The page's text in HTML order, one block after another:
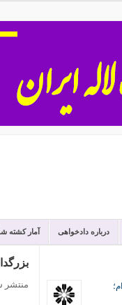
درباره دادخواهی آمار کشته
منتشر